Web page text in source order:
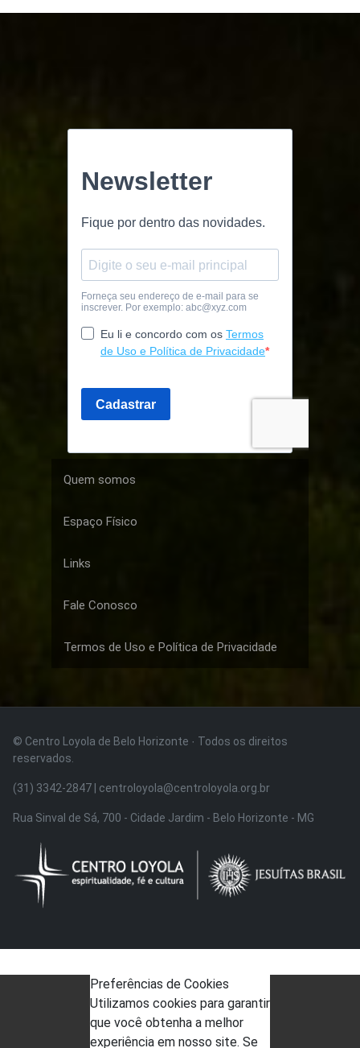
Quem somos
Espaço Físico
Links
Fale Conosco
Termos de Uso e Política de Privacidade
© Centro Loyola de Belo Horizonte · Todos os direitos
reservados.
(31) 3342-2847 | centroloyola@centroloyola.org.br
Rua Sinval de Sá, 700 - Cidade Jardim - Belo Horizonte - MG
Preferências de Cookies
Utilizamos cookies para garantir
que você obtenha a melhor
experiência em nosso site. Se